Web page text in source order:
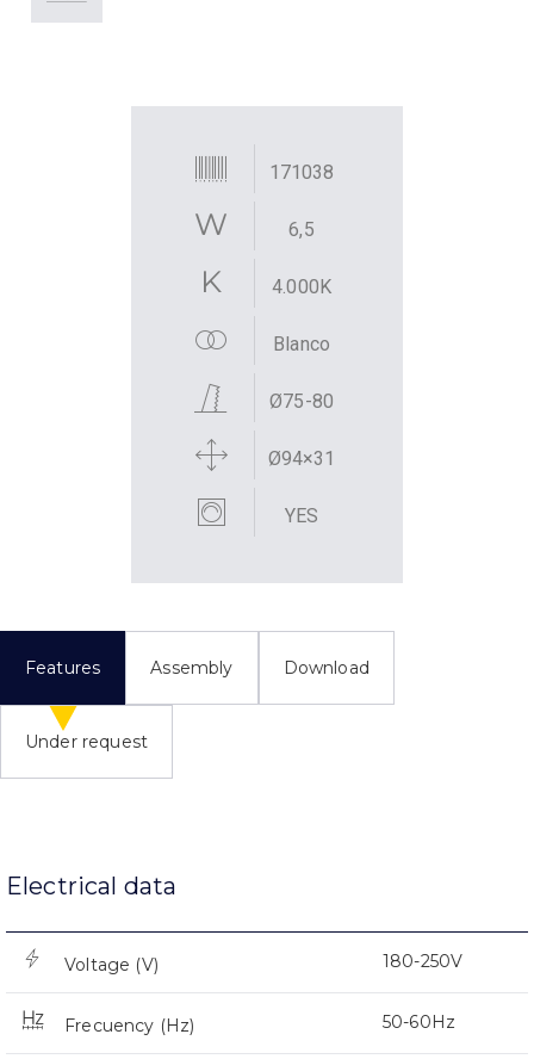
171038
6,5
4.000K
Blanco
Ø75-80
Ø94×31
YES
Features Assembly Download
Under request
Electrical data
Voltage (V) 180-250V
Frecuency (Hz) 50-60Hz